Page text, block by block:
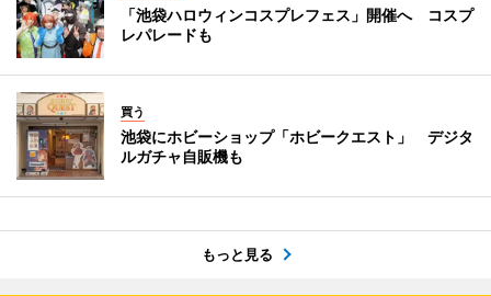
「池袋ハロウィンコスプレフェス」開催へ コスプ
レパレードも
買う
池袋にホビーショップ「ホビークエスト」 デジタ
ルガチャ自販機も
もっと見る